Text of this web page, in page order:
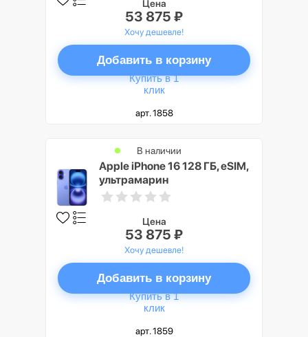
Цена
53 875 ₽
Хочу дешевле!
Добавить в корзину
Купить в 1
клик
арт. 1858
Apple iPhone 16 128 ГБ, eSIM,
ультрамарин
В наличии
Цена
53 875 ₽
Хочу дешевле!
Добавить в корзину
Купить в 1
клик
арт. 1859